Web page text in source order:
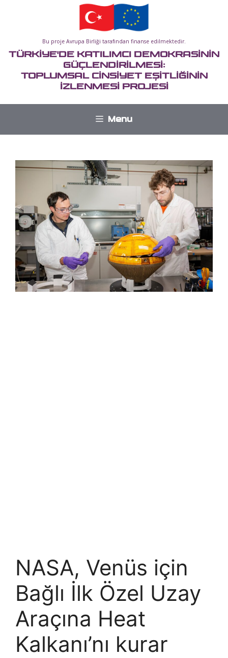
Bu proje Avrupa Birliği tarafından finanse edilmektedir.
TÜRKİYE'DE KATILIMCI DEMOKRASİNİN
GÜÇLENDİRİLMESİ:
TOPLUMSAL CİNSİYET EŞİTLİĞİNİN
İZLENMESİ PROJESİ
Menu
NASA, Venüs için
Bağlı İlk Özel Uzay
Araçına Heat
Kalkanı’nı kurar